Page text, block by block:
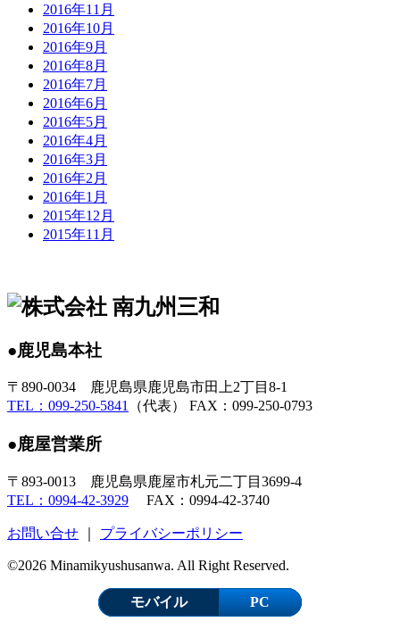
2016年11月
2016年10月
2016年9月
2016年8月
2016年7月
2016年6月
2016年5月
2016年4月
2016年3月
2016年2月
2016年1月
2015年12月
2015年11月
●鹿児島本社
〒890-0034 鹿児島県鹿児島市田上2丁目8-1
TEL：099-250-5841
（代表） FAX：099-250-0793
●鹿屋営業所
〒893-0013 鹿児島県鹿屋市札元二丁目3699-4
TEL：0994-42-3929 FAX：0994-42-3740
お問い合せ プライバシーポリシー
©2026 Minamikyushusanwa. All Right Reserved.
モバイル PC